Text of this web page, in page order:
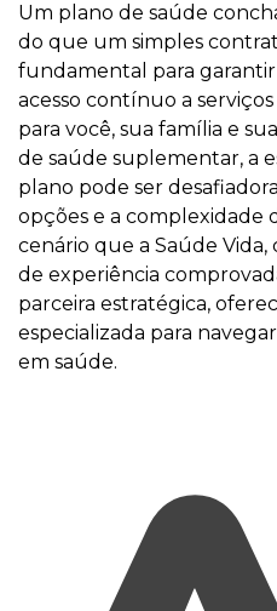
Um plano de saúde
do que um simples
fundamental para
acesso contínuo a
para você, sua família e
de saúde suplementar, a
plano pode ser
opções e a complexidade
cenário que a Saúde
de experiência
parceira estratégica,
especializada para
em saúde.